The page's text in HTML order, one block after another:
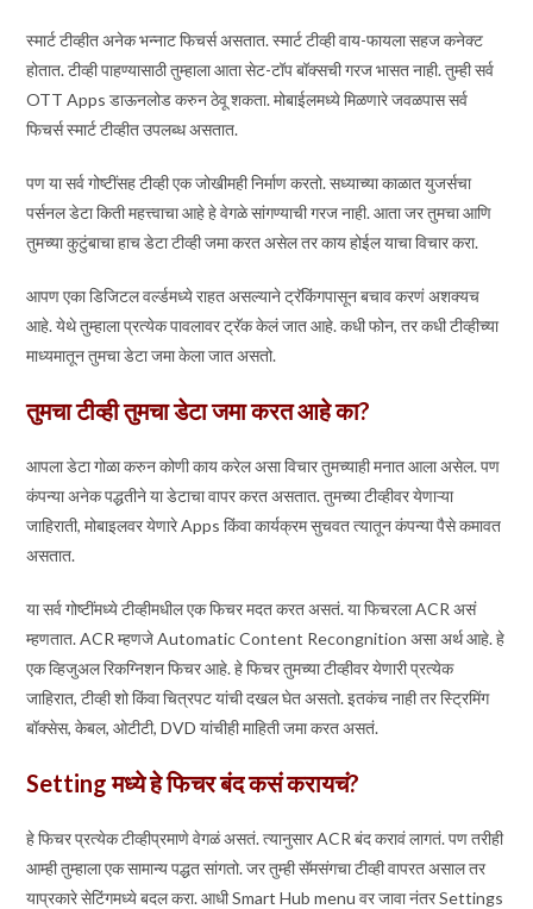
स्मार्ट टीव्हीत अनेक भन्नाट फिचर्स असतात. स्मार्ट टीव्ही वाय-फायला सहज कनेक्ट
होतात. टीव्ही पाहण्यासाठी तुम्हाला आता सेट-टॉप बॉक्सची गरज भासत नाही. तुम्ही सर्व
OTT Apps डाऊनलोड करुन ठेवू शकता. मोबाईलमध्ये मिळणारे जवळपास सर्व
फिचर्स स्मार्ट टीव्हीत उपलब्ध असतात.
पण या सर्व गोष्टींसह टीव्ही एक जोखीमही निर्माण करतो. सध्याच्या काळात युजर्सचा
पर्सनल डेटा किती महत्त्वाचा आहे हे वेगळे सांगण्याची गरज नाही. आता जर तुमचा आणि
तुमच्या कुटुंबाचा हाच डेटा टीव्ही जमा करत असेल तर काय होईल याचा विचार करा.
आपण एका डिजिटल वर्ल्डमध्ये राहत असल्याने ट्रॅकिंगपासून बचाव करणं अशक्यच
आहे. येथे तुम्हाला प्रत्येक पावलावर ट्रॅक केलं जात आहे. कधी फोन, तर कधी टीव्हीच्या
माध्यमातून तुमचा डेटा जमा केला जात असतो.
तुमचा टीव्ही तुमचा डेटा जमा करत आहे का?
आपला डेटा गोळा करुन कोणी काय करेल असा विचार तुमच्याही मनात आला असेल. पण
कंपन्या अनेक पद्धतीने या डेटाचा वापर करत असतात. तुमच्या टीव्हीवर येणाऱ्या
जाहिराती, मोबाइलवर येणारे Apps किंवा कार्यक्रम सुचवत त्यातून कंपन्या पैसे कमावत
असतात.
या सर्व गोष्टींमध्ये टीव्हीमधील एक फिचर मदत करत असतं. या फिचरला ACR असं
म्हणतात. ACR म्हणजे Automatic Content Recongnition असा अर्थ आहे. हे
एक व्हिजुअल रिकग्निशन फिचर आहे. हे फिचर तुमच्या टीव्हीवर येणारी प्रत्येक
जाहिरात, टीव्ही शो किंवा चित्रपट यांची दखल घेत असतो. इतकंच नाही तर स्ट्रिमिंग
बॉक्सेस, केबल, ओटीटी, DVD यांचीही माहिती जमा करत असतं.
Setting मध्ये हे फिचर बंद कसं करायचं?
हे फिचर प्रत्येक टीव्हीप्रमाणे वेगळं असतं. त्यानुसार ACR बंद करावं लागतं. पण तरीही
आम्ही तुम्हाला एक सामान्य पद्धत सांगतो. जर तुम्ही सॅमसंगचा टीव्ही वापरत असाल तर
याप्रकारे सेटिंगमध्ये बदल करा. आधी Smart Hub menu वर जावा नंतर Settings